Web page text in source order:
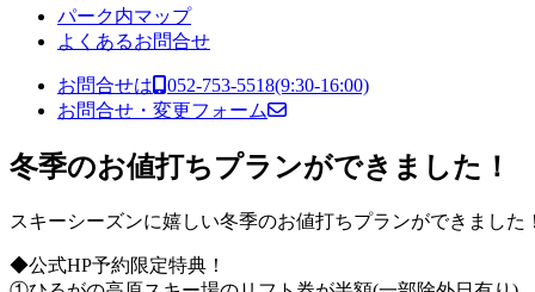
パーク内マップ
よくあるお問合せ
お問合せは 052-753-5518(9:30-16:00)
お問合せ・変更フォーム
冬季のお値打ちプランができました！
スキーシーズンに嬉しい冬季のお値打ちプランができました
◆公式HP予約限定特典！